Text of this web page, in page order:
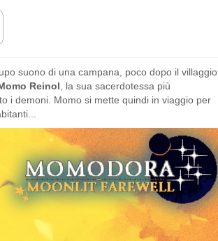
suono di una campana, poco dopo il villaggio
Reinol , la sua sacerdotessa più
i demoni. Momo si mette quindi in viaggio per